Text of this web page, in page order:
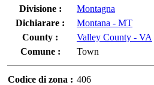
Divisione :
Montagna
Dichiarare :
Montana - MT
County :
Valley County - VA
Comune :
Town
Codice di zona : 406